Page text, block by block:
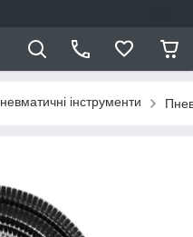
інструменти